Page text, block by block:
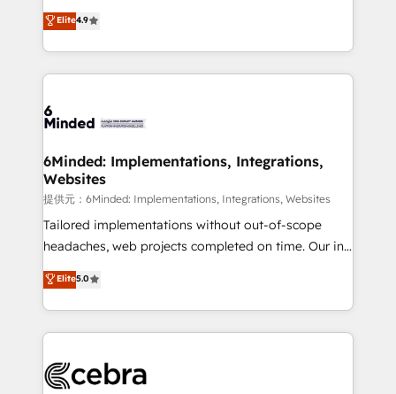
healthcare, real estate, and other industries. With
150+ HubSpot-certified experts, we deliver scalable
solutions to complex GTM and RevOps challenges.
Our Expertise 🔹 Onboarding & Implementation:
tailored to your GTM motion. 🔹 Migrations:
from other CRMs to HubSpot without data loss or
downtime. 🔹 RevOps Strategy: Align teams,
processes, and data to drive revenue efficiency. 🔹
Integrations: Connect HubSpot with your tech stack
for better adoption. 🔹 Custom Solutions: Build
SOC 2 Type II and ISO 27001 certified, reinforcing
our commitment to data security and compliance. At
Elite4.9
6Minded: Implementations, Integrations,
Websites
提供元：6Minded: Implementations, Integrations, Websites
Tailored implementations without out-of-scope
headaches, web projects completed on time. Our in-
house team of certified CRM architects, experts,
developers, designers, and marketers handles all
aspects of your HubSpot. ✨ 400+ global clients ✨
100+ seamless migrations from 15+ different CRMs
implementations, and 5,000+ pages ✨ CS: Clients
Elite5.0